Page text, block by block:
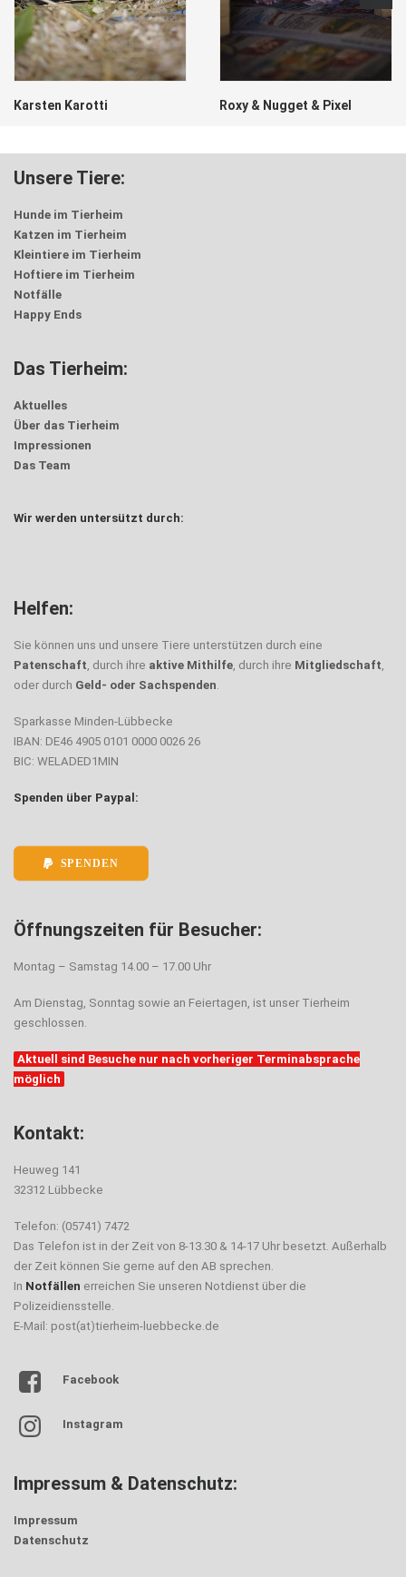
Karsten Karotti Roxy & Nugget & Pixel
Unsere Tiere:
Hunde im Tierheim
Katzen im Tierheim
Kleintiere im Tierheim
Hoftiere im Tierheim
Notfälle
Happy Ends
Das Tierheim:
Aktuelles
Über das Tierheim
Impressionen
Das Team
Wir werden untersützt durch:
Helfen:
Sie können uns und unsere Tiere unterstützen durch eine
Patenschaft, durch ihre aktive Mithilfe, durch ihre Mitgliedschaft,
oder durch Geld- oder Sachspenden.
Sparkasse Minden-Lübbecke
IBAN: DE46 4905 0101 0000 0026 26
BIC: WELADED1MIN
Spenden über Paypal:
SPENDEN
Öffnungszeiten für Besucher:
Montag – Samstag 14.00 – 17.00 Uhr
Am Dienstag, Sonntag sowie an Feiertagen, ist unser Tierheim
geschlossen.
Aktuell sind Besuche nur nach vorheriger Terminabsprache
möglich
Kontakt:
Heuweg 141
32312 Lübbecke
Telefon: (05741) 7472
Das Telefon ist in der Zeit von 8-13.30 & 14-17 Uhr besetzt. Außerhalb
der Zeit können Sie gerne auf den AB sprechen.
In Notfällen erreichen Sie unseren Notdienst über die
Polizeidiensstelle.
E-Mail: post(at)tierheim-luebbecke.de
Facebook
Instagram
Impressum & Datenschutz:
Impressum
Datenschutz